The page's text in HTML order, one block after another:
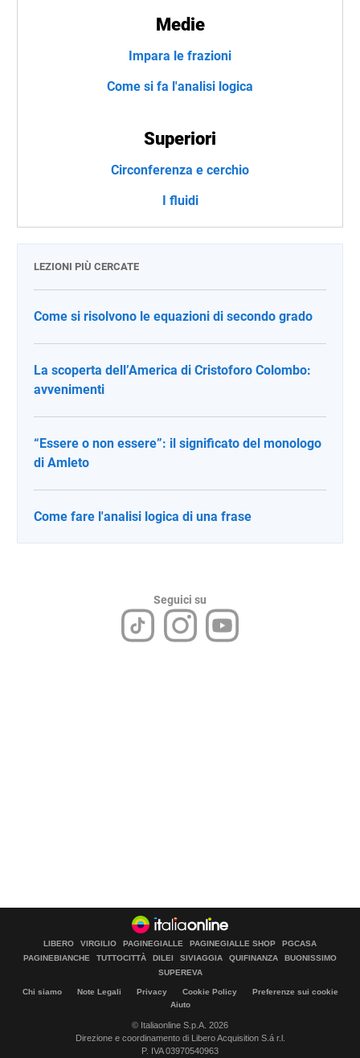
Medie
Impara le frazioni
Come si fa l'analisi logica
Superiori
Circonferenza e cerchio
I fluidi
LEZIONI PIÙ CERCATE
Come si risolvono le equazioni di secondo grado
La scoperta dell’America di Cristoforo Colombo:
avvenimenti
“Essere o non essere”: il significato del monologo
di Amleto
Come fare l'analisi logica di una frase
Seguici su
LIBERO VIRGILIO PAGINEGIALLE PAGINEGIALLE SHOP
PGCASA
PAGINEBIANCHE
TUTTOCITTÀ DILEI SIVIAGGIA QUIFINANZA
BUONISSIMO
SUPEREVA
Chi siamo Note Legali Privacy Cookie Policy
Preferenze sui cookie
Aiuto
© Italiaonline S.p.A. 2026
Direzione e coordinamento di Libero Acquisition S.á r.l.
P. IVA 03970540963